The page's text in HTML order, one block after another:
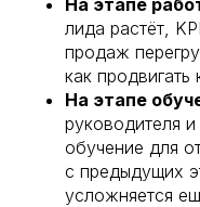
лида растёт,
продаж
как
На этапе
руководителя
обучение для
с предыдущих
усложняется